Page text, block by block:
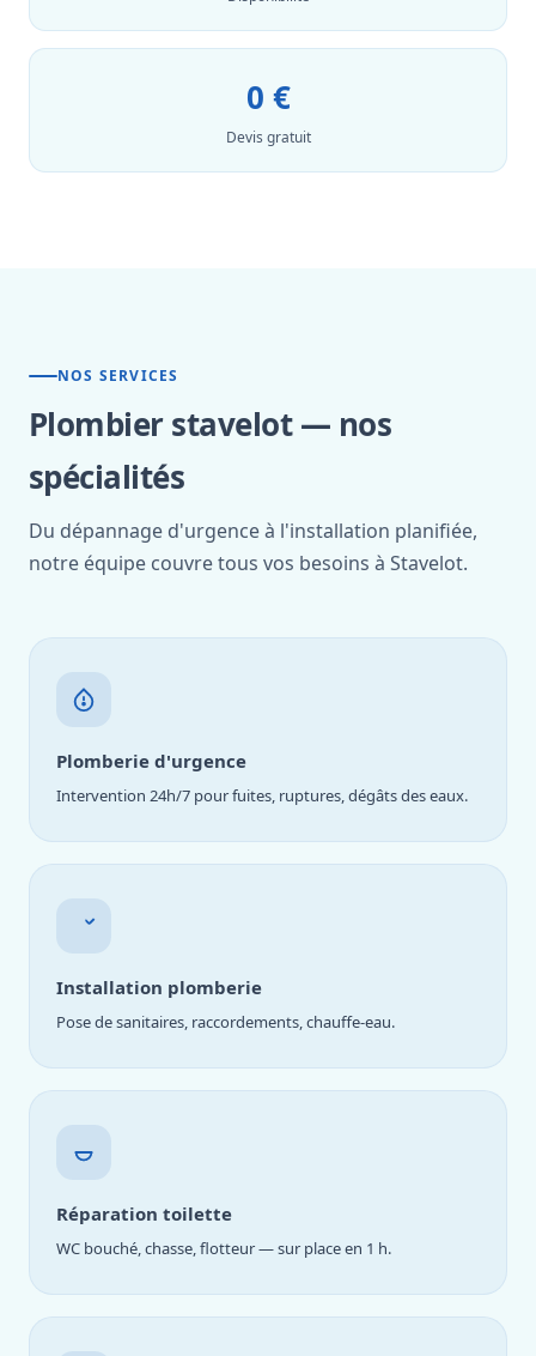
0 €
Devis gratuit
NOS SERVICES
Plombier stavelot — nos
spécialités
Du dépannage d'urgence à l'installation planifiée,
notre équipe couvre tous vos besoins à Stavelot.
Plomberie d'urgence
Intervention 24h/7 pour fuites, ruptures, dégâts des eaux.
Installation plomberie
Pose de sanitaires, raccordements, chauffe-eau.
Réparation toilette
WC bouché, chasse, flotteur — sur place en 1 h.